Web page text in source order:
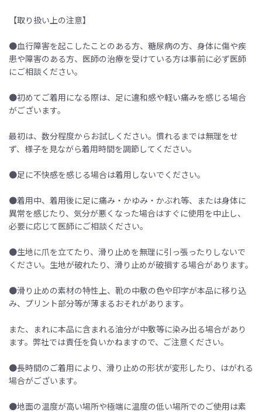
【取り扱い上の注意】
●血行障害を起こしたことのある方、糖尿病の方、身体に傷や疾
患や障害のある方、医師の治療を受けている方は事前に必ず医師
にご相談ください。
●初めてご着用になる際は、足に違和感や軽い痛みを感じる場合
がございます。
最初は、数分程度からお試しください。慣れるまでは無理をせ
ず、様子を見ながら着用時間を調節してください。
●足に不快感を感じる場合は着用しないでください。
●着用中、着用後に足に痛み・かゆみ・かぶれ等、または身体に
異常を感じたり、気分が悪くなった場合はすぐに使用を中止し、
必要に応じて医師にご相談ください。
●生地に爪を立てたり、滑り止めを無理に引っ張ったりしないで
ください。生地が破れたり、滑り止めが破損する場合があります。
●滑り止めの素材の特性上、靴の中敷の色や印字が本品に移り込
み、プリント部分等が薄まるおそれがあります。
また、まれに本品に含まれる油分が中敷等に染み出る場合があり
ます。弊社では責任を負いかねますので、ご注意ください。
●長時間のご着用により、滑り止めの形状が変形したり、はがれる
場合がございます。
●地面の温度が高い場所や極端に温度の低い場所でのご使用は素